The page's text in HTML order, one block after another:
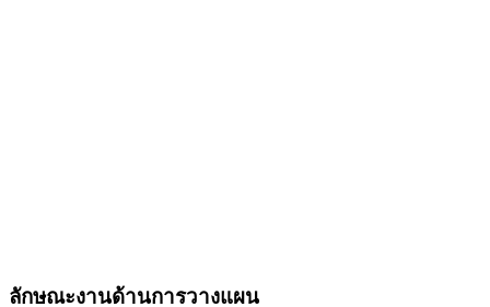
ลักษณะงานด้านการวางแผน